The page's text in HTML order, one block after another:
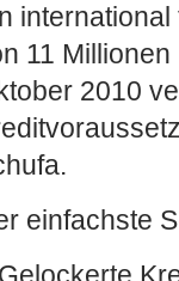
11
2010
einfachste